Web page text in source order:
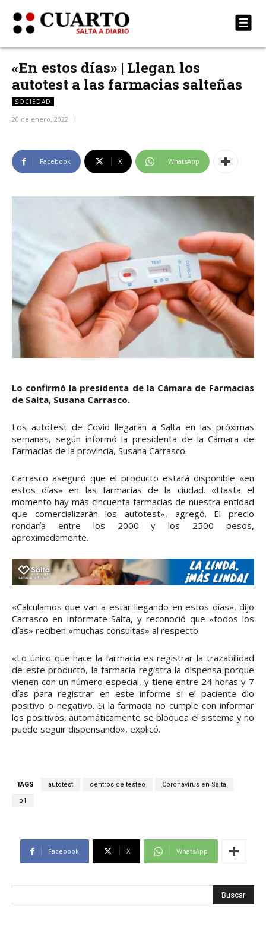
«En estos días» | Llegan los
autotest a las farmacias salteñas
SOCIEDAD
20 de enero, 2022
Facebook X WhatsApp
Lo confirmó la presidenta de la Cámara de Farmacias
de Salta, Susana Carrasco.
Los autotest de Covid llegarán a Salta en las próximas
semanas, según informó la presidenta de la Cámara de
Farmacias de la provincia, Susana Carrasco.
Carrasco aseguró que el producto estará disponible «en
estos días» en las farmacias de la ciudad. «Hasta el
momento hay más cincuenta farmacias de nuestra entidad
que comercializarán los autotest», agregó. El precio
rondaría entre los 2000 y los 2500 pesos,
aproximadamente.
«Calculamos que van a estar llegando en estos días», dijo
Carrasco en Informate Salta, y reconoció que «todos los
días» reciben «muchas consultas» al respecto.
«Lo único que hace la farmacia es registrar la trazabilidad
de este producto, la farmacia registra la dispensa porque
vienen con un número especial, y tiene entre 24 horas y 7
días para registrar en este informe si el paciente dio
positivo o negativo. Si la farmacia no cumple con informar
los positivos, automáticamente se bloquea el sistema y no
puede seguir dispensando», explicó.
TAGS autotest centros de testeo Coronavirus en Salta
p1
Facebook X WhatsApp